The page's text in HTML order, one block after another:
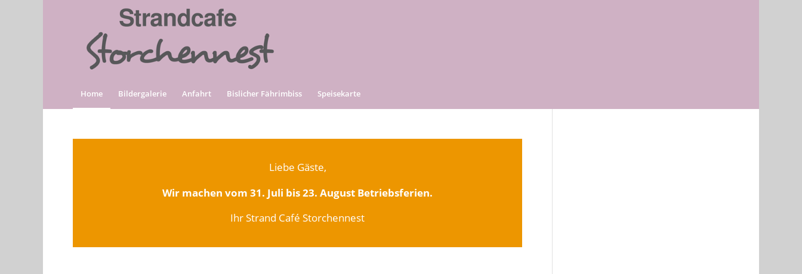
Home Bildergalerie Anfahrt Bislicher Fährimbiss Speisekarte
Liebe Gäste,
Wir machen vom 31. Juli bis 23. August Betriebsferien.
Ihr Strand Café Storchennest